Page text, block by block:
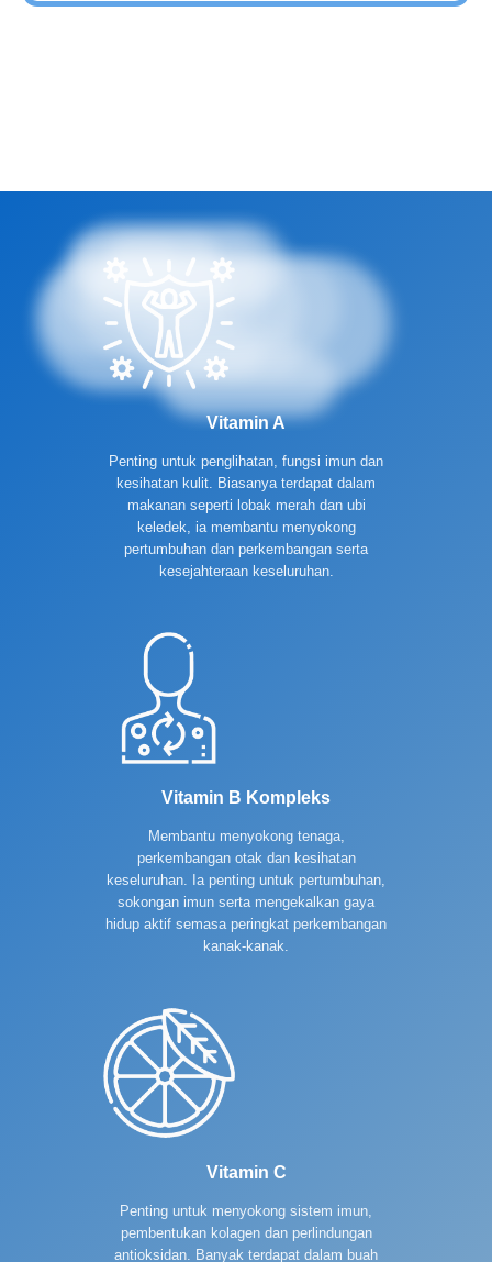
Vitamin A
Penting untuk penglihatan, fungsi imun dan
kesihatan kulit. Biasanya terdapat dalam
makanan seperti lobak merah dan ubi
keledek, ia membantu menyokong
pertumbuhan dan perkembangan serta
kesejahteraan keseluruhan.
Vitamin B Kompleks
Membantu menyokong tenaga,
perkembangan otak dan kesihatan
keseluruhan. Ia penting untuk pertumbuhan,
sokongan imun serta mengekalkan gaya
hidup aktif semasa peringkat perkembangan
kanak-kanak.
Vitamin C
Penting untuk menyokong sistem imun,
pembentukan kolagen dan perlindungan
antioksidan. Banyak terdapat dalam buah